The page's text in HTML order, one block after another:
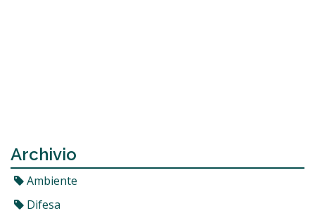
Archivio
Ambiente
Difesa